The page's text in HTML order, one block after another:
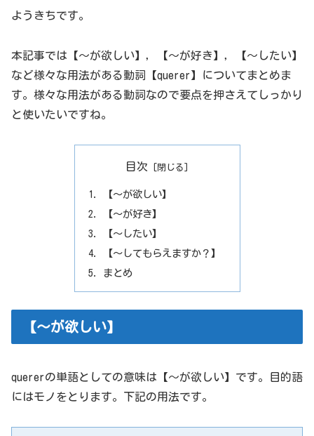
ようきちです。
本記事では【～が欲しい】，【～が好き】，【～したい】
など様々な用法がある動詞【querer】についてまとめま
す。様々な用法がある動詞なので要点を押さえてしっかり
と使いたいですね。
目次
【～が欲しい】
【～が好き】
【～したい】
【～してもらえますか？】
まとめ
【～が欲しい】
quererの単語としての意味は【～が欲しい】です。目的語
にはモノをとります。下記の用法です。